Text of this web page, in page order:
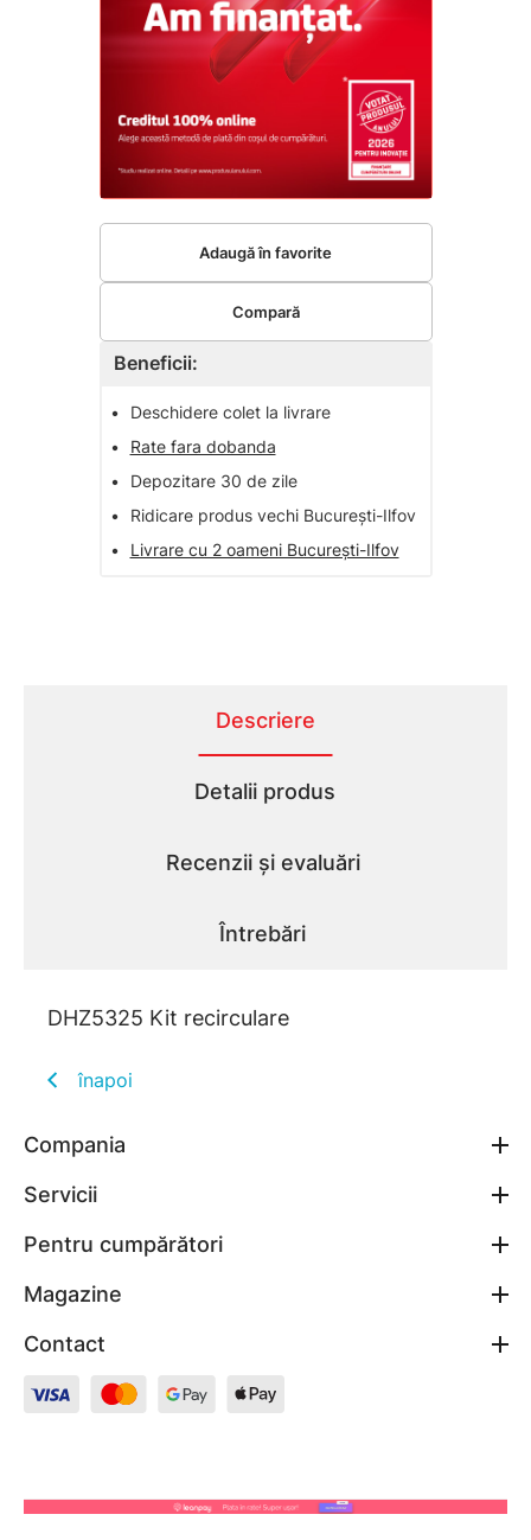
Beneficii:
•
Deschidere colet la livrare
•
Rate fara dobanda
•
Depozitare 30 de zile
•
Ridicare produs vechi București-Ilfov
•
Livrare cu 2 oameni București-Ilfov
Adaugă în favorite
Compară
Descriere
Detalii produs
Recenzii și evaluări
Întrebări
DHZ5325 Kit recirculare
înapoi
Compania
Servicii
Pentru cumpărători
Magazine
Contact